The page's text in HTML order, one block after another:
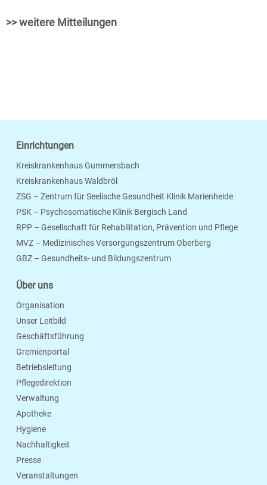
>> weitere Mitteilungen
Einrichtungen
Kreiskrankenhaus Gummersbach
Kreiskrankenhaus Waldbröl
ZSG – Zentrum für Seelische Gesundheit Klinik Marienheide
PSK – Psychosomatische Klinik Bergisch Land
RPP – Gesellschaft für Rehabilitation, Prävention und Pflege
MVZ – Medizinisches Versorgungszentrum Oberberg
GBZ – Gesundheits- und Bildungszentrum
Über uns
Organisation
Unser Leitbild
Geschäftsführung
Gremienportal
Betriebsleitung
Pflegedirektion
Verwaltung
Apotheke
Hygiene
Nachhaltigkeit
Presse
Veranstaltungen